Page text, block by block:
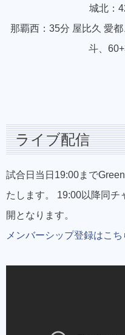
城北：
那覇西：35分 屋比久 愛
斗、
ライブ配信
試合日当日19:00まで
たします。 19:00以降同チ
開となります。
メンバーシップ登録はこち